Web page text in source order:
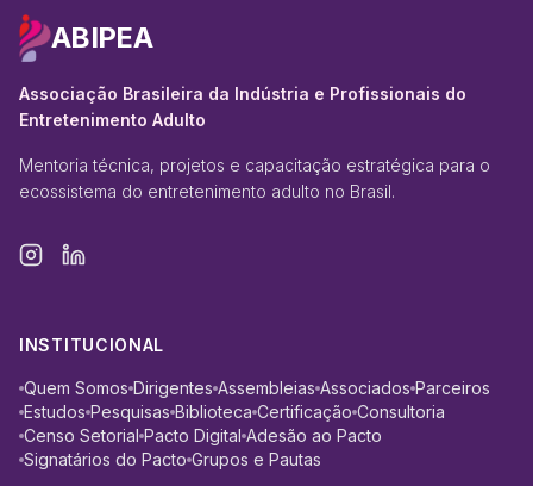
ABIPEA
Associação Brasileira da Indústria e Profissionais do
Entretenimento Adulto
Mentoria técnica, projetos e capacitação estratégica para o
ecossistema do entretenimento adulto no Brasil.
INSTITUCIONAL
Quem Somos Dirigentes Assembleias Associados Parceiros
Estudos Pesquisas Biblioteca Certificação Consultoria
Censo Setorial Pacto Digital Adesão ao Pacto
Signatários do Pacto Grupos e Pautas